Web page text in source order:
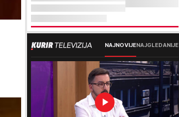
NAJNOVIJENAJGLEDANIJE